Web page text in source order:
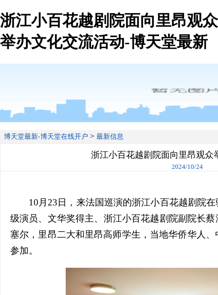
浙江小百花越剧院面向里昂观众
举办文化交流活动-博天堂最新
博天堂最新-博天堂在线开户 > 最新信息
浙江小百花越剧院面向里昂观众
2024/10/24
10月23日，来法国巡演的浙江小百花越剧院
级演员、文华奖得主、浙江小百花越剧院副院长
塞尔，里昂二大和里昂高师学生，当地华侨华人
参加。